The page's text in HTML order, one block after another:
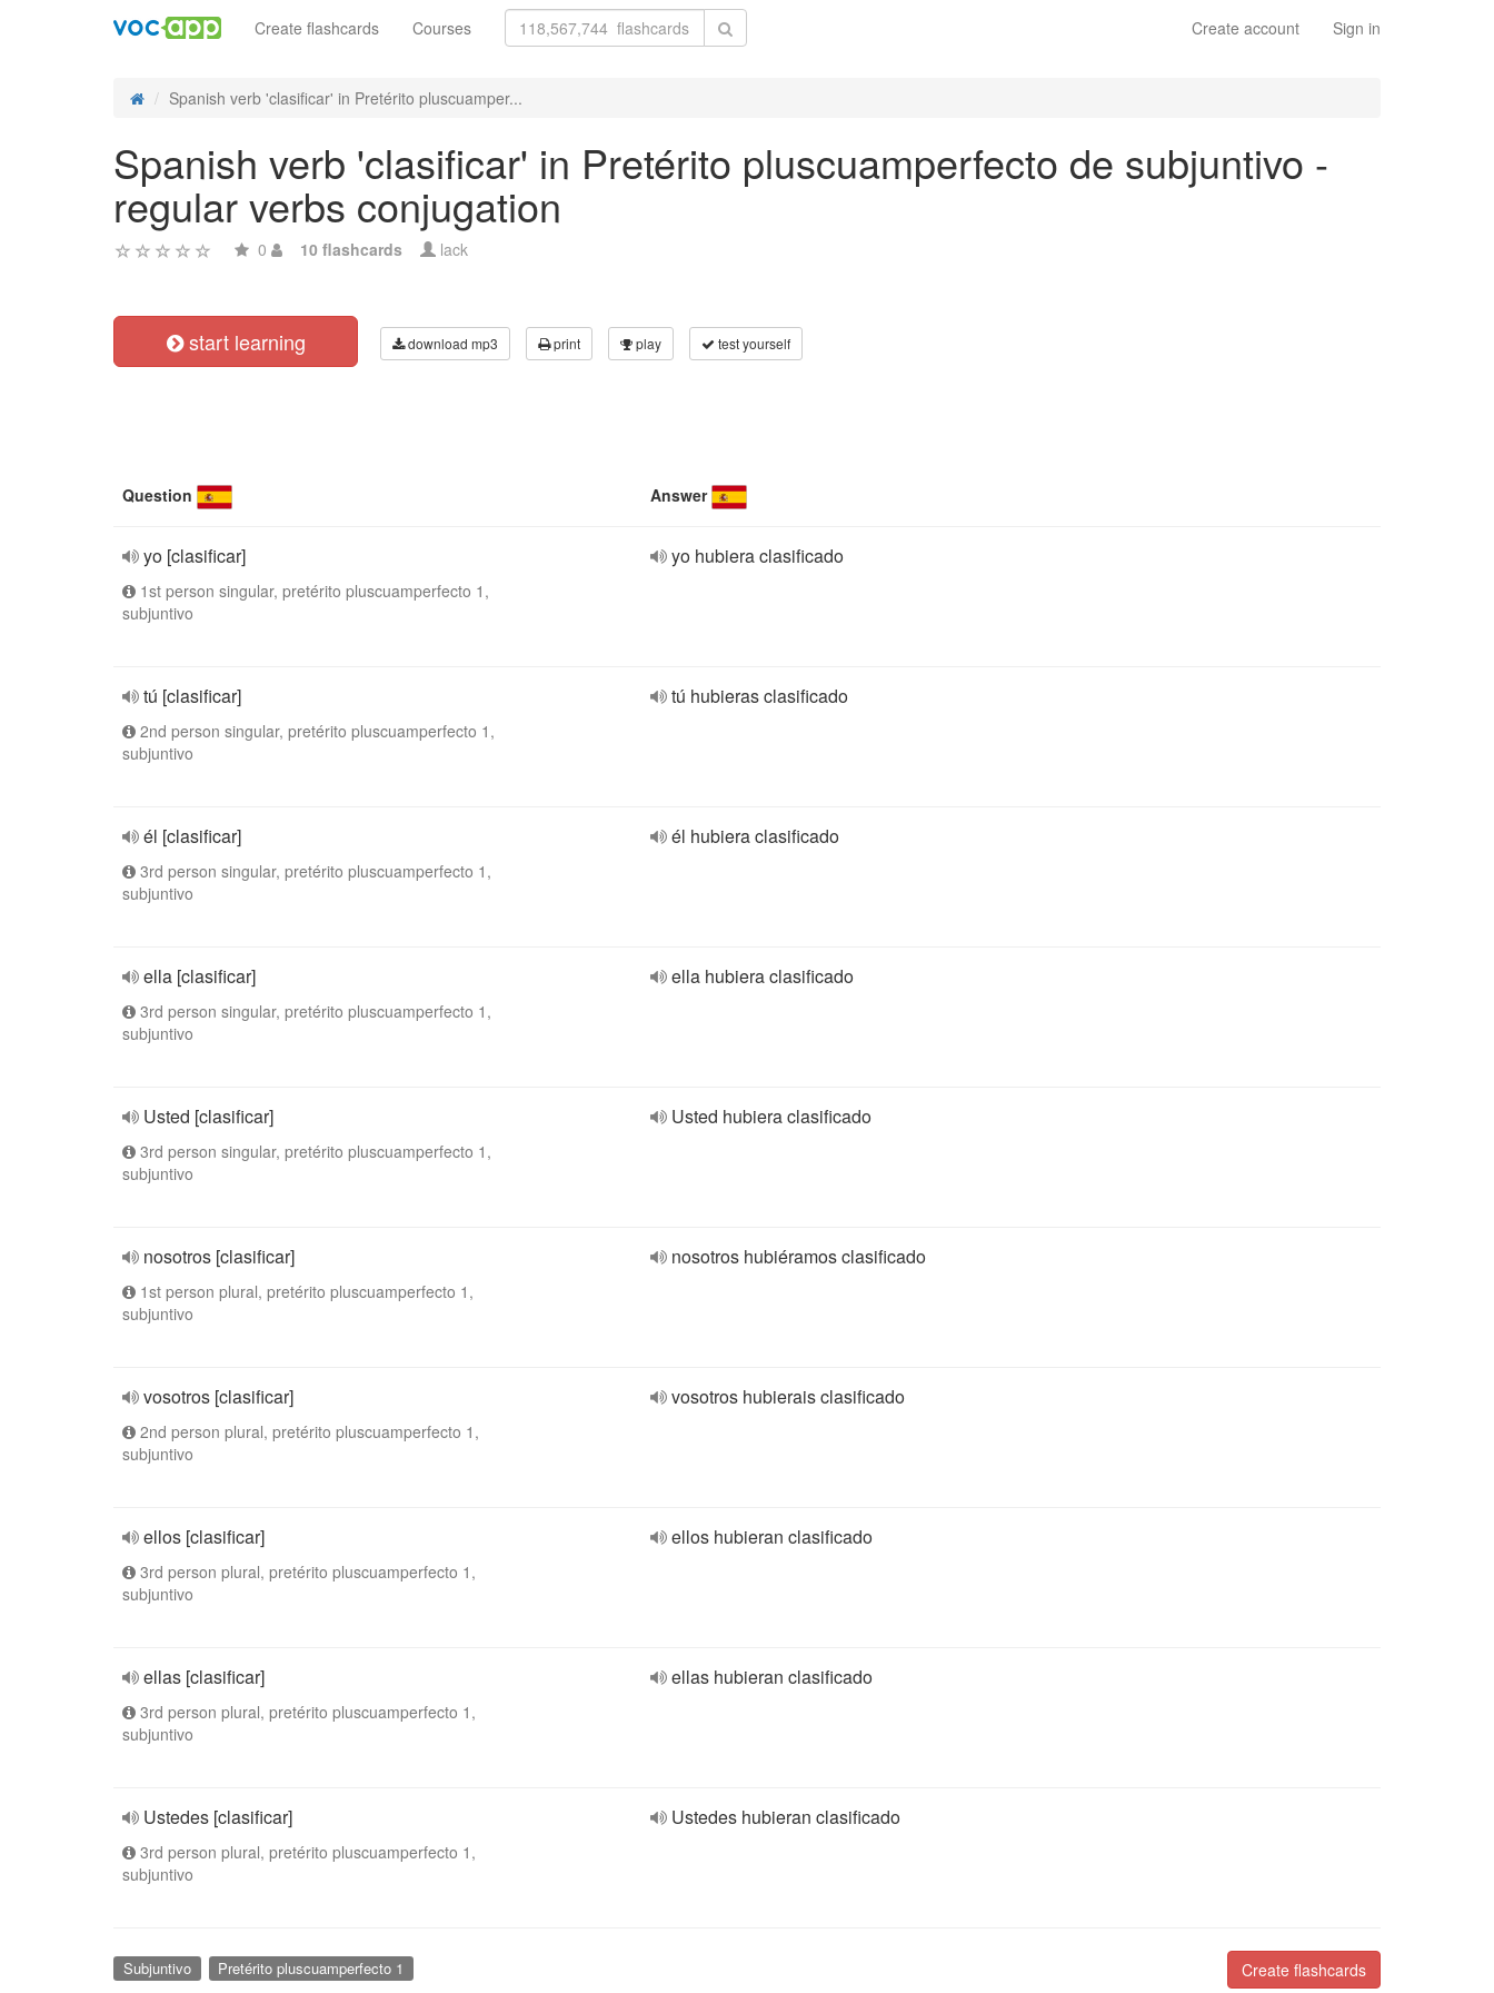
Create account Sign in
Create flashcards Courses
Spanish verb 'clasificar' in Pretérito pluscuamper...
Spanish verb 'clasificar' in Pretérito pluscuamperfecto de subjuntivo -
regular verbs conjugation
0 10 flashcards lack
start learning download mp3 print play test yourself
Question Answer
yo [clasificar]
1st person singular, pretérito pluscuamperfecto 1,
subjuntivo
yo hubiera clasificado
tú [clasificar]
2nd person singular, pretérito pluscuamperfecto 1,
subjuntivo
tú hubieras clasificado
él [clasificar]
3rd person singular, pretérito pluscuamperfecto 1,
subjuntivo
él hubiera clasificado
ella [clasificar]
3rd person singular, pretérito pluscuamperfecto 1,
subjuntivo
ella hubiera clasificado
Usted [clasificar]
3rd person singular, pretérito pluscuamperfecto 1,
subjuntivo
Usted hubiera clasificado
nosotros [clasificar]
1st person plural, pretérito pluscuamperfecto 1,
subjuntivo
nosotros hubiéramos clasificado
vosotros [clasificar]
2nd person plural, pretérito pluscuamperfecto 1,
subjuntivo
vosotros hubierais clasificado
ellos [clasificar]
3rd person plural, pretérito pluscuamperfecto 1,
subjuntivo
ellos hubieran clasificado
ellas [clasificar]
3rd person plural, pretérito pluscuamperfecto 1,
subjuntivo
ellas hubieran clasificado
Ustedes [clasificar]
3rd person plural, pretérito pluscuamperfecto 1,
subjuntivo
Ustedes hubieran clasificado
Create flashcards
Subjuntivo Pretérito pluscuamperfecto 1